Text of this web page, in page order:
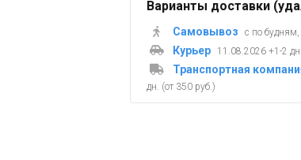
Варианты доставки
Самовывоз с по
Курьер 11.08.2026 +1-2
Транспортная
дн. (от 350 руб.)